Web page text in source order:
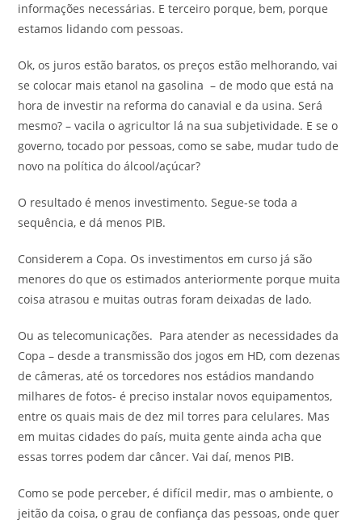
informações necessárias. E terceiro porque, bem, porque
estamos lidando com pessoas.
Ok, os juros estão baratos, os preços estão melhorando, vai
se colocar mais etanol na gasolina – de modo que está na
hora de investir na reforma do canavial e da usina. Será
mesmo? – vacila o agricultor lá na sua subjetividade. E se o
governo, tocado por pessoas, como se sabe, mudar tudo de
novo na política do álcool/açúcar?
O resultado é menos investimento. Segue-se toda a
sequência, e dá menos PIB.
Considerem a Copa. Os investimentos em curso já são
menores do que os estimados anteriormente porque muita
coisa atrasou e muitas outras foram deixadas de lado.
Ou as telecomunicações. Para atender as necessidades da
Copa – desde a transmissão dos jogos em HD, com dezenas
de câmeras, até os torcedores nos estádios mandando
milhares de fotos- é preciso instalar novos equipamentos,
entre os quais mais de dez mil torres para celulares. Mas
em muitas cidades do país, muita gente ainda acha que
essas torres podem dar câncer. Vai daí, menos PIB.
Como se pode perceber, é difícil medir, mas o ambiente, o
jeitão da coisa, o grau de confiança das pessoas, onde quer